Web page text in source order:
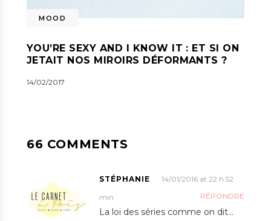
MOOD
YOU’RE SEXY AND I KNOW IT : ET SI ON
JETAIT NOS MIROIRS DÉFORMANTS ?
14/02/2017
66 COMMENTS
STÉPHANIE
14/01/2016 at 22 h 52
min
RÉPONDRE
La loi des séries comme on dit…